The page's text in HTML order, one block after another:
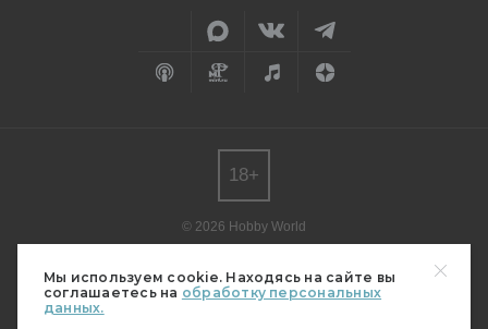
Мы используем cookie. Находясь на сайте вы
соглашаетесь на обработку персональных
данных.
© 2026 Hobby World
редакции.
Мнение авторов может не совпадать с мнением редакции.
Свидетельство о регистрации СМИ серия Эл № ФС77-82485
18+